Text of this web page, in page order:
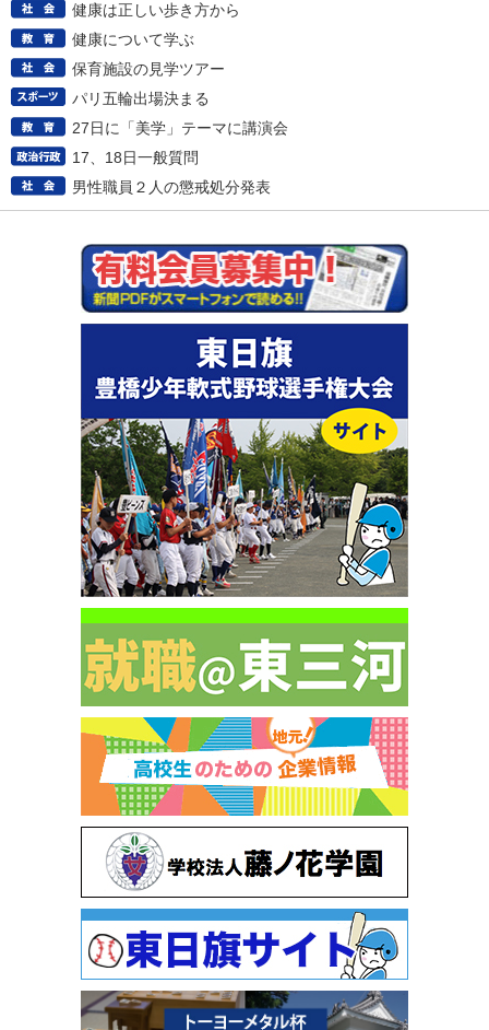
健康は正しい歩き方から
健康について学ぶ
保育施設の見学ツアー
パリ五輪出場決まる
27日に「美学」テーマに講演会
17、18日一般質問
男性職員２人の懲戒処分発表